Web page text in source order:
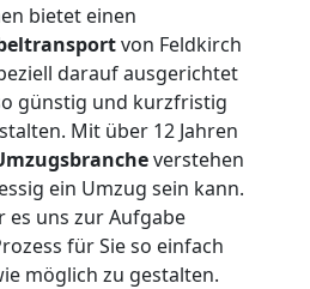
bietet einen
von Feldkirch
darauf ausgerichtet
günstig und kurzfristig
Mit über 12 Jahren
verstehen
ein Umzug sein kann.
es uns zur Aufgabe
für Sie so einfach
möglich zu gestalten.